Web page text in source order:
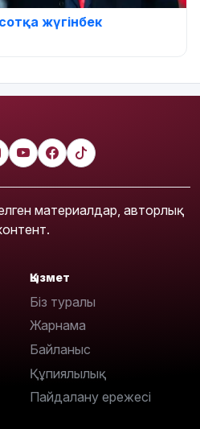
жүгінбек
материалдар, авторлық
Қызмет
Біз туралы
Жарнама
Байланыс
Құпиялылық
Пайдалану ережесі